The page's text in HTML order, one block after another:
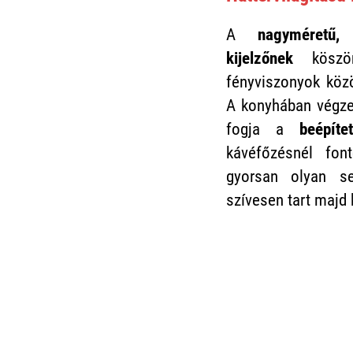
A
kijelzőnek
fényviszonyok
A konyhában
fogja a
kávéfőzésnél
gyorsan olyan
szívesen tart majd